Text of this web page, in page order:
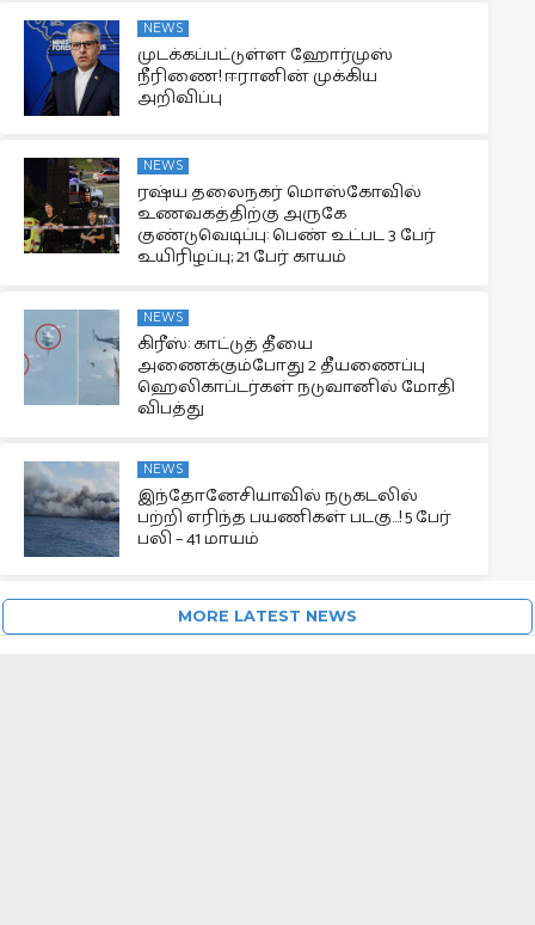
NEWS
முடக்கப்பட்டுள்ள ஹோர்முஸ்
நீரிணை! ஈரானின் முக்கிய
அறிவிப்பு
NEWS
ரஷ்ய தலைநகர் மொஸ்கோவில்
உணவகத்திற்கு அருகே
குண்டுவெடிப்பு: பெண் உட்பட 3 பேர்
உயிரிழப்பு; 21 பேர் காயம்
NEWS
கிரீஸ்: காட்டுத் தீயை
அணைக்கும்போது 2 தீயணைப்பு
ஹெலிகாப்டர்கள் நடுவானில் மோதி
விபத்து
NEWS
இந்தோனேசியாவில் நடுகடலில்
பற்றி எரிந்த பயணிகள் படகு…! 5 பேர்
பலி – 41 மாயம்
MORE LATEST NEWS